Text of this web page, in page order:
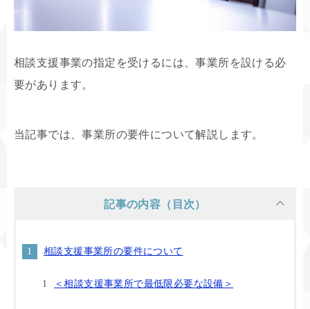
相談支援事業の指定を受けるには、事業所を設ける必
要があります。
当記事では、事業所の要件について解説します。
記事の内容（目次）
相談支援事業所の要件について
＜相談支援事業所で最低限必要な設備＞